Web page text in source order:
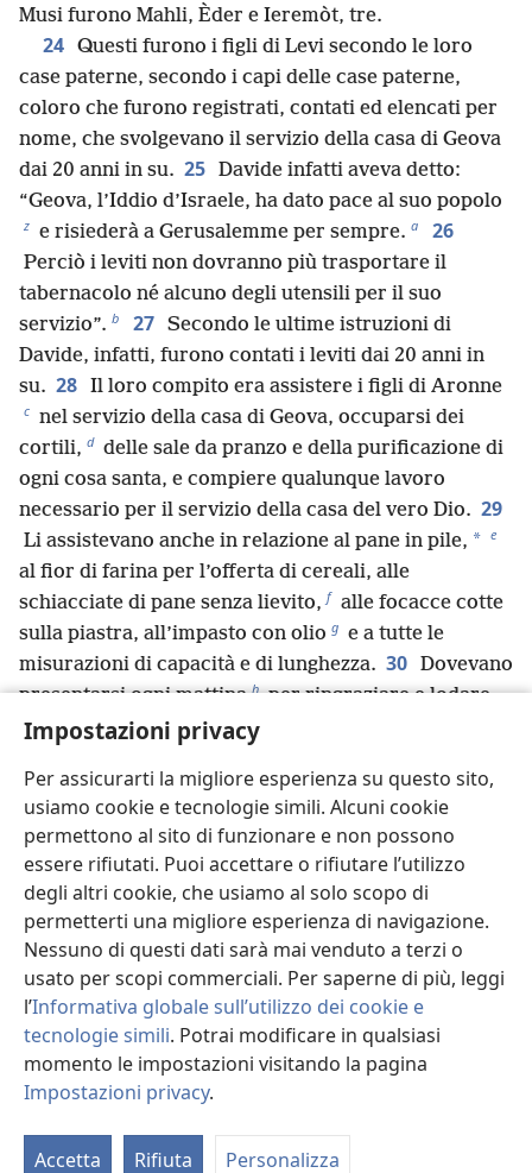
Impostazioni privacy
Per assicurarti la migliore esperienza su questo sito,
usiamo cookie e tecnologie simili. Alcuni cookie
permettono al sito di funzionare e non possono
essere rifiutati. Puoi accettare o rifiutare l’utilizzo
degli altri cookie, che usiamo al solo scopo di
permetterti una migliore esperienza di navigazione.
Nessuno di questi dati sarà mai venduto a terzi o
usato per scopi commerciali. Per saperne di più, leggi
l’Informativa globale sull’utilizzo dei cookie e
tecnologie simili. Potrai modificare in qualsiasi
momento le impostazioni visitando la pagina
Impostazioni privacy.
Accetta Rifiuta Personalizza
Musi furono Mahli, Èder e Ieremòt, tre.
24 Questi furono i figli di Levi secondo le loro
case paterne, secondo i capi delle case paterne,
coloro che furono registrati, contati ed elencati per
nome, che svolgevano il servizio della casa di Geova
dai 20 anni in su. 25 Davide infatti aveva detto:
“Geova, l’Iddio d’Israele, ha dato pace al suo popolo
z e risiederà a Gerusalemme per sempre. a 26
Perciò i leviti non dovranno più trasportare il
tabernacolo né alcuno degli utensili per il suo
servizio”. b 27 Secondo le ultime istruzioni di
Davide, infatti, furono contati i leviti dai 20 anni in
su. 28 Il loro compito era assistere i figli di Aronne
c nel servizio della casa di Geova, occuparsi dei
cortili, d delle sale da pranzo e della purificazione di
ogni cosa santa, e compiere qualunque lavoro
necessario per il servizio della casa del vero Dio. 29
Li assistevano anche in relazione al pane in pile, * e
al fior di farina per l’offerta di cereali, alle
schiacciate di pane senza lievito, f alle focacce cotte
sulla piastra, all’impasto con olio g e a tutte le
misurazioni di capacità e di lunghezza. 30 Dovevano
presentarsi ogni mattina h per ringraziare e lodare
Geova, e fare lo stesso la sera.
nuove k e nei periodi festivi l venivano offerti
olocausti a Geova, secondo il numero prescritto
dalle relative regole; facevano questo di continuo
davanti a Geova.
32
Inoltre assolvevano le loro
responsabilità in relazione alla tenda dell’incontro,
al luogo santo e ai figli di Aronne loro fratelli per il
servizio della casa di Geova.
Precedente
Successivo